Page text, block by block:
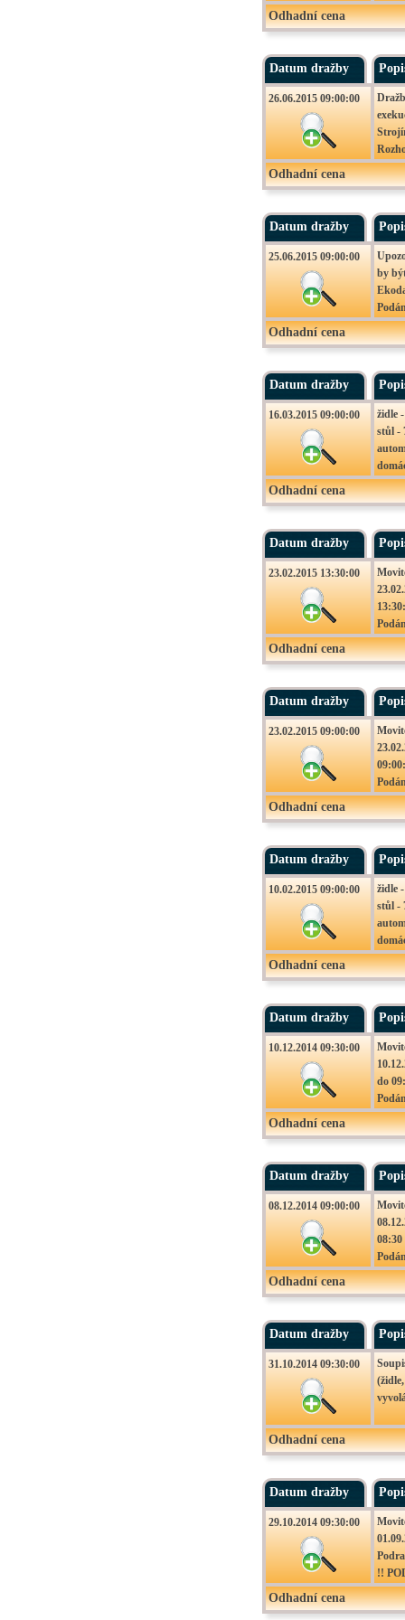
ve
–
Odhadní cena
Datum dražby
26.06.2015 09:00:00
–
Odhadní cena
Datum dražby
25.06.2015 09:00:00
by
Odhadní cena
Datum dražby
16.03.2015 09:00:00
židle
stůl -
obraz
09:00
Odhadní cena
Datum dražby
23.02.2015 13:30:00
Odhadní cena
Datum dražby
23.02.2015 09:00:00
Odhadní cena
Datum dražby
10.02.2015 09:00:00
židle
stůl -
obraz
09:00
Odhadní cena
Datum dražby
10.12.2014 09:30:00
do
Odhadní cena
Datum dražby
08.12.2014 09:00:00
Odhadní cena
Datum dražby
31.10.2014 09:30:00
Odhadní cena
Datum dražby
29.10.2014 09:30:00
!!
Odhadní cena